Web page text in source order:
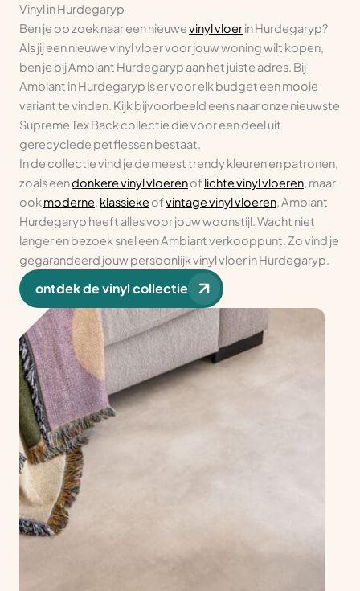
Vinyl in Hurdegaryp
Ben je op zoek naar een nieuwevinyl vloerin Hurdegaryp?
Als jij een nieuwe vinyl vloer voor jouw woning wilt kopen,
ben je bij Ambiant Hurdegaryp aan het juiste adres. Bij
Ambiant in Hurdegaryp is er voor elk budget een mooie
variant te vinden. Kijk bijvoorbeeld eens naar onze nieuwste
Supreme Tex Back collectie die voor een deel uit
gerecyclede petflessen bestaat.
In de collectie vind je de meest trendy kleuren en patronen,
zoals eendonkere vinyl vloerenof lichte vinyl vloeren, maar
ook moderne, klassiekeofvintage vinyl vloeren, Ambiant
Hurdegaryp heeft alles voor jouw woonstijl. Wacht niet
langer en bezoek snel een Ambiant verkooppunt. Zo vind je
gegarandeerd jouw persoonlijk vinyl vloer in Hurdegaryp.
ontdek de vinyl collectie